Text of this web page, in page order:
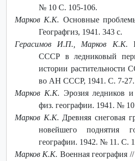
№ 10 С. 105-106.
Марков К.К. Основные
Географгиз, 1941. 343 с.
Герасимов И.П., Марков К.К.
СССР в ледниковый
истории
во АН СССР, 1941. С. 7-27.
Марков К.К. Эрозия ледников
физ. географии. 1941. №
Марков К.К. Древняя снеговая
новейшего
географии. 1942. № 11. С.
Марков К.К. Военная география